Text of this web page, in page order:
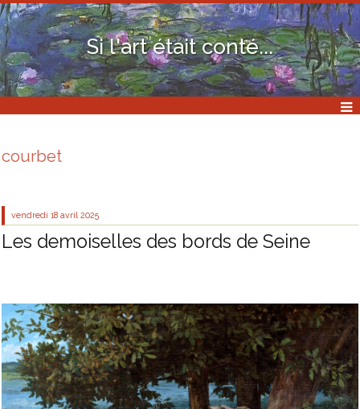
Si l'art était conté...
courbet
vendredi 18 avril 2025
Les demoiselles des bords de Seine